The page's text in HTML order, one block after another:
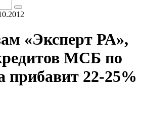
«Эксперт РА»,
МСБ по
прибавит 22-25%